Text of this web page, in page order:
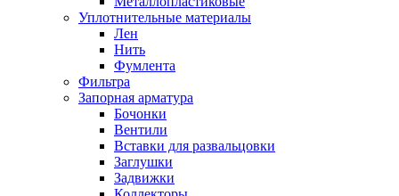
Уплотнительные материалы
Лен
Нить
Фумлента
Фильтра
Запорная арматура
Бочонки
Вентили
Вставки для развальцовки
Заглушки
Задвижки